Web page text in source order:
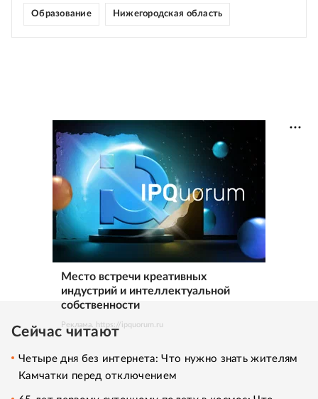
Образование Нижегородская область
Место встречи креативных
индустрий и интеллектуальной
собственности
Реклама. https://ipquorum.ru
Сейчас читают
Четыре дня без интернета: Что нужно знать жителям
Камчатки перед отключением